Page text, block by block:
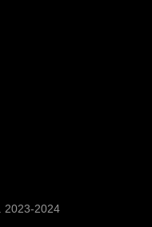
2023-2024